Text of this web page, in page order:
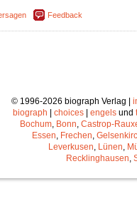
Feedback
© 1996-2026 biograph Verlag |
biograph
choices engels und
Bochum, Bonn, Castrop-
Essen, Frechen,
Leverkusen, Lünen,
Recklinghausen,